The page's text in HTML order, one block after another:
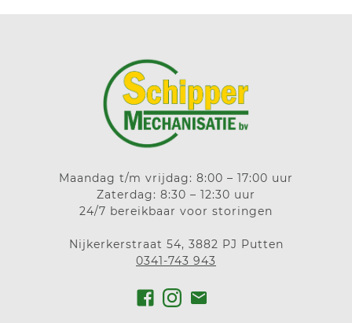
Maandag t/m vrijdag: 8:00 – 17:00 uur
Zaterdag: 8:30 – 12:30 uur
24/7 bereikbaar voor storingen
Nijkerkerstraat 54, 3882 PJ Putten
0341-743 943